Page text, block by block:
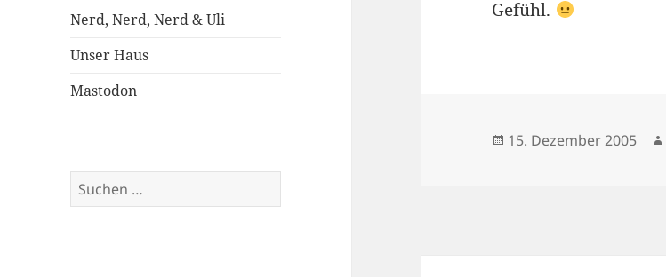
Nerd, Nerd, Nerd & Uli
Unser Haus
Mastodon
Suchen
nach:
Gefühl.
Veröffentlicht
15. Dezember 2005